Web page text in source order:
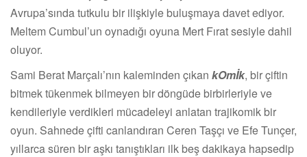
Avrupa’sında tutkulu bir ilişkiyle buluşmaya davet ediyor.
Meltem Cumbul’un oynadığı oyuna Mert Fırat sesiyle dahil
oluyor.
Sami Berat Marçalı’nın kaleminden çıkan kOmİk, bir çiftin
bitmek tükenmek bilmeyen bir döngüde birbirleriyle ve
kendileriyle verdikleri mücadeleyi anlatan trajikomik bir
oyun. Sahnede çifti canlandıran Ceren Taşçı ve Efe Tunçer,
yıllarca süren bir aşkı tanıştıkları ilk beş dakikaya hapsedip